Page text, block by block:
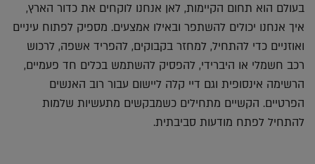
בעולם הוא תחום הקיימות, לאן אנחנו לוקחים את כדור הארץ,
איך אנחנו יכולים להשתפר ובאילו אמצעים. מספיק לפתוח עיניים
ואוזניים כדי להתחיל, למחזר בקבוקים, להפריד אשפה, לרכוש
רכב חשמלי או היברידי, להפסיק להשתמש בכלים חד פעמיים,
הרשימה אינסופית וגם דיי קלה ליישום עבור רוב האנשים
הפרטיים. הקשיים מתחילים כשמבקשים מתעשיות שלמות
להתחיל לפתח מודעות סביבתית.